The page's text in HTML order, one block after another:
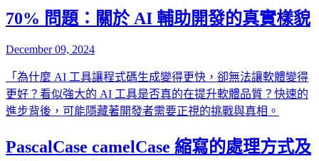
70% 問題：關於 AI 輔助開發的真實樣貌
December 09, 2024
「為什麼 AI 工具讓程式碼生成變得更快，卻無法讓軟體變得
更好？看似強大的 AI 工具是否真的在提升軟體品質？快速的
進步背後，可能隱藏著開發者需要正視的挑戰與真相。
PascalCase camelCase 縮寫的處理方式及